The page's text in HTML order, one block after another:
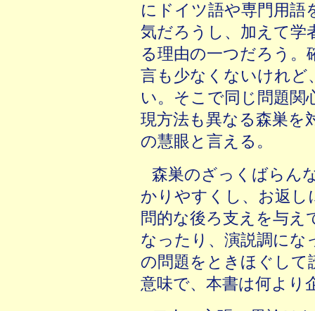
にドイツ語や専門用語
気だろうし、加えて学
る理由の一つだろう。
言も少なくないけれど
い。そこで同じ問題関
現方法も異なる森巣を
の慧眼と言える。
森巣のざっくばらん
かりやすくし、お返し
問的な後ろ支えを与
なったり、演説調に
の問題をときほぐして
意味で、本書は何より